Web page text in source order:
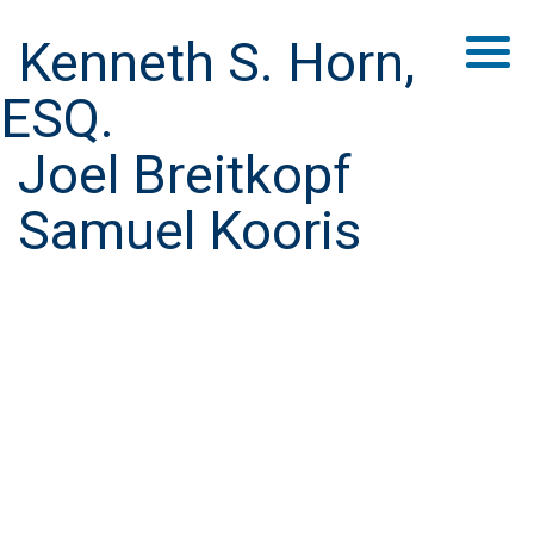
Kenneth S. Horn,
ESQ.
Joel Breitkopf
Samuel Kooris